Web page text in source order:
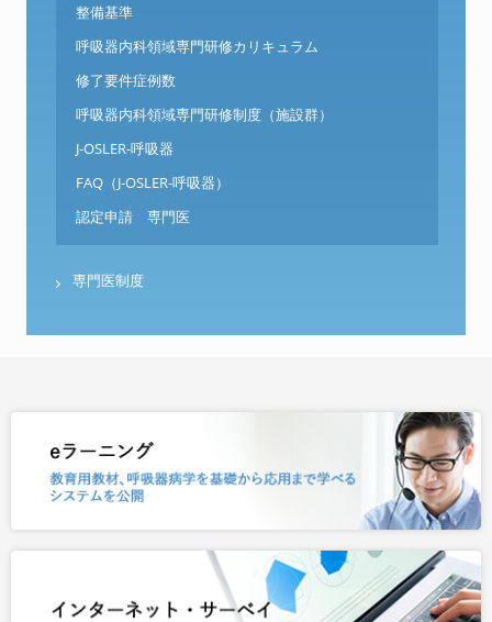
整備基準
呼吸器内科領域専門研修カリキュラム
修了要件症例数
呼吸器内科領域専門研修制度（施設群）
J-OSLER-呼吸器
FAQ（J-OSLER-呼吸器）
認定申請 専門医
専門医制度